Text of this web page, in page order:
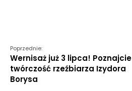
Poprzednie:
Wernisaż już 3 lipca! Poznajcie
twórczość rzeźbiarza Izydora
Borysa